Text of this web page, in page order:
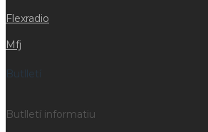
Flexradio
Mfj
Butlletí
Butlletí informatiu